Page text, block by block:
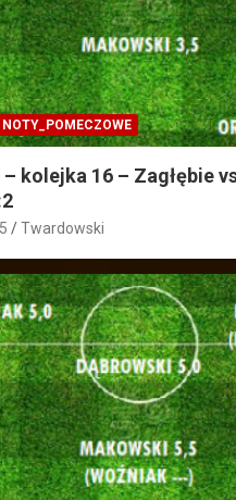
NOTY_POMECZOWE
– kolejka 16 – Zagłębie
Twardowski